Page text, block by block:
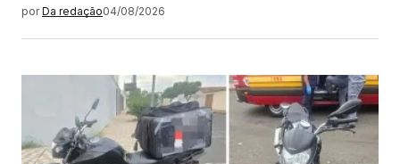
por Da redação04/08/2026